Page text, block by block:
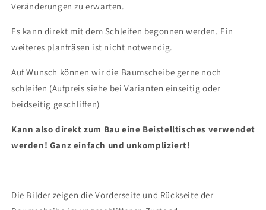
Veränderungen zu erwarten.
Es kann direkt mit dem Schleifen begonnen werden. Ein
weiteres planfräsen ist nicht notwendig.
Auf Wunsch können wir die Baumscheibe gerne noch
schleifen (Aufpreis siehe bei Varianten einseitig oder
beidseitig geschliffen)
Kann also direkt zum Bau eine Beistelltisches verwendet
werden! Ganz einfach und unkompliziert!
Die Bilder zeigen die Vorderseite und Rückseite der